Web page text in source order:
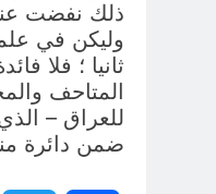
ذلك نفضت
وليكن في
ثانيا ؛ فلا
المتاحف
للعراق –
ضمن دائرة